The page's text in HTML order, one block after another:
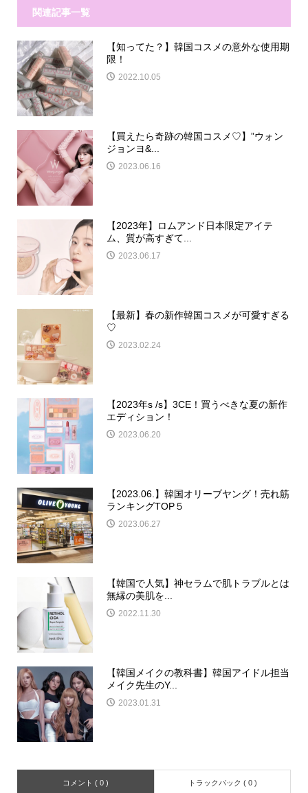
関連記事一覧
【知ってた？】韓国コスメの意外な使用期
限！
2022.10.05
【買えたら奇跡の韓国コスメ♡】”ウォン
ジョンヨ&...
2023.06.16
【2023年】ロムアンド日本限定アイテ
ム、質が高すぎて...
2023.06.17
【最新】春の新作韓国コスメが可愛すぎる
♡
2023.02.24
【2023年s /s】3CE！買うべきな夏の新作
エディション！
2023.06.20
【2023.06.】韓国オリーブヤング！売れ筋
ランキングTOP５
2023.06.27
【韓国で人気】神セラムで肌トラブルとは
無縁の美肌を...
2022.11.30
【韓国メイクの教科書】韓国アイドル担当
メイク先生のY...
2023.01.31
コメント ( 0 ) トラックバック ( 0 )